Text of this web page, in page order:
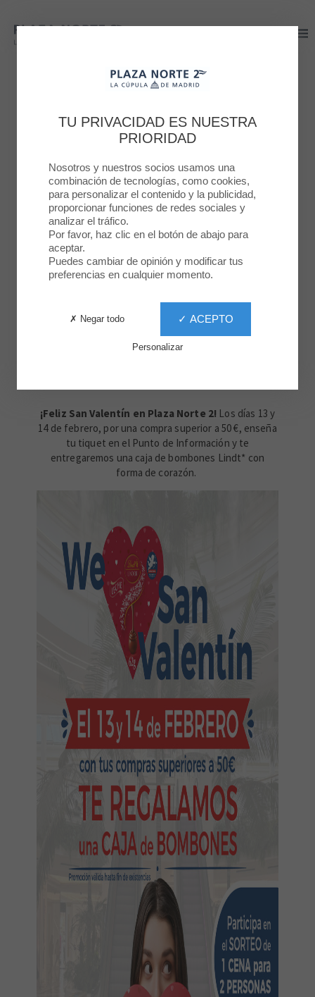
ESTE SAN VALENTIN
TE REGALAMOS UNA
CAJA DE BOMBONES
10 FEB. 2026
¡Feliz San Valentín en Plaza Norte 2! Los días 13 y
14 de febrero, por una compra superior a 50 €, enseña
tu tiquet en el Punto de Información y te
entregaremos una caja de bombones Lindt* con
forma de corazón.
TU PRIVACIDAD ES NUESTRA
PRIORIDAD
Nosotros y nuestros socios usamos una
combinación de tecnologías, como cookies,
para personalizar el contenido y la publicidad,
proporcionar funciones de redes sociales y
analizar el tráfico.
Por favor, haz clic en el botón de abajo para
aceptar.
Puedes cambiar de opinión y modificar tus
preferencias en cualquier momento.
✓ ACEPTO
✗ Negar todo
Personalizar